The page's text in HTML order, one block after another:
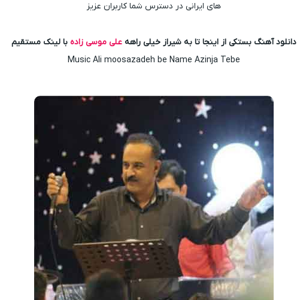
های ایرانی در دسترس شما کاربران عزیز
دانلود آهنگ بستکی از اینجا تا به شیراز خیلی راههعلی موسی زاده با لینک مستقیم
Music Ali moosazadeh be Name Azinja Tebe